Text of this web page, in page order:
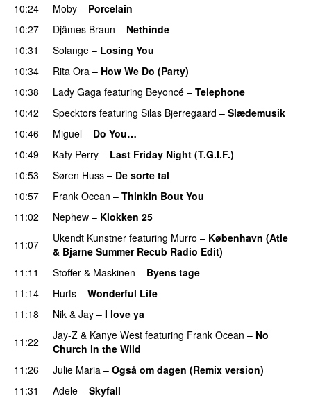
10:24 Moby – Porcelain
10:27
Djämes Braun – Nethinde
10:31 Solange – Losing You
10:34
Rita Ora – How We Do (Party)
10:38
Lady Gaga featuring Beyoncé – Telephone
10:42
Specktors featuring Silas Bjerregaard – Slædemusik
10:46
Miguel – Do You…
10:49 Katy Perry – Last Friday Night (T.G.I.F.)
10:53
Søren Huss – De sorte tal
10:57
Frank Ocean – Thinkin Bout You
11:02
Nephew – Klokken 25
11:07
Ukendt Kunstner featuring Murro – København (Atle
& Bjarne Summer Recub Radio Edit)
11:11
Stoffer & Maskinen – Byens tage
11:14
Hurts – Wonderful Life
11:18 Nik & Jay – I love ya
11:22 Jay-Z & Kanye West featuring Frank Ocean – No
Church in the Wild
11:26
Julie Maria – Også om dagen (Remix version)
11:31
Adele – Skyfall